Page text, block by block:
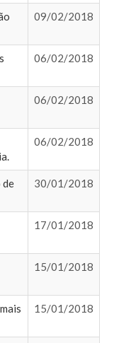
09/02/2018
06/02/2018
06/02/2018
06/02/2018
de
30/01/2018
17/01/2018
15/01/2018
15/01/2018